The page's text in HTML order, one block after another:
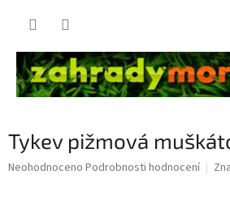
Tykev pižmová
Průměrné
Neohodnoceno Podrobnosti hodnocení